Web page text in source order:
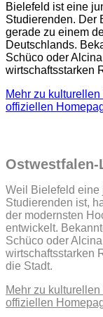
Bielefeld ist eine
Studierenden. Der
gerade zu einem
Deutschlands.
Schüco oder
wirtschaftsstarken
Mehr zu
offiziellen
Ostwestfalen-
Weil Bielefeld eine
Studierenden ist,
der modernsten
entwickelt.
Schüco oder
wirtschaftsstarken
die Stadt.
Mehr zu
offiziellen